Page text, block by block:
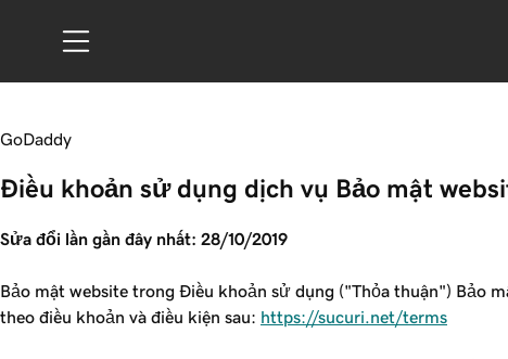
GoDaddy
Điều khoản sử dụng dịch vụ Bảo mật
Sửa đổi lần gần đây nhất: 28/10/2019
Bảo mật website trong Điều khoản sử dụng ("Thỏa thuận") Bảo
theo điều khoản và điều kiện sau: https://sucuri.net/terms